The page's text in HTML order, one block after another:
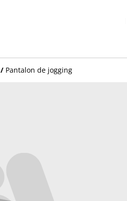
/ Pantalon de jogging